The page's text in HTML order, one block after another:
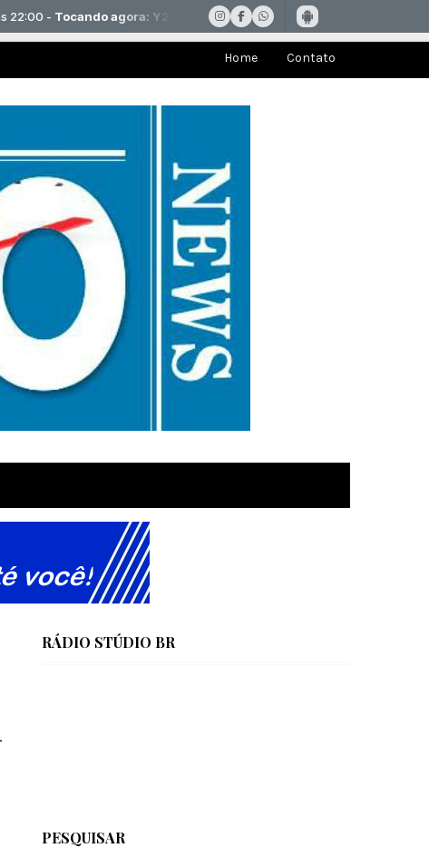
Home Contato
RÁDIO STÚDIO BR
PESQUISAR